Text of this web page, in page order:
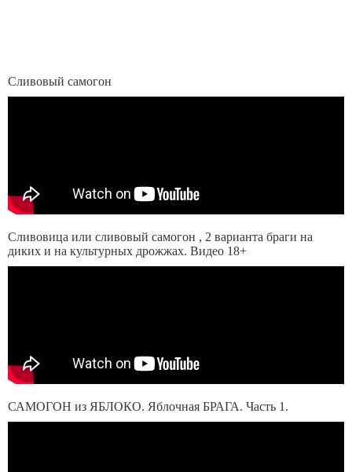
Сливовый самогон
Сливовица или сливовый самогон , 2 варианта браги на
диких и на культурных дрожжах. Видео 18+
САМОГОН из ЯБЛОКО. Яблочная БРАГА. Часть 1.